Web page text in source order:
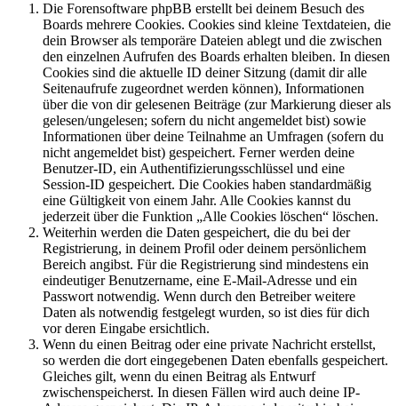
Die Forensoftware phpBB erstellt bei deinem Besuch des
Boards mehrere Cookies. Cookies sind kleine Textdateien, die
dein Browser als temporäre Dateien ablegt und die zwischen
den einzelnen Aufrufen des Boards erhalten bleiben. In diesen
Cookies sind die aktuelle ID deiner Sitzung (damit dir alle
Seitenaufrufe zugeordnet werden können), Informationen
über die von dir gelesenen Beiträge (zur Markierung dieser als
gelesen/ungelesen; sofern du nicht angemeldet bist) sowie
Informationen über deine Teilnahme an Umfragen (sofern du
nicht angemeldet bist) gespeichert. Ferner werden deine
Benutzer-ID, ein Authentifizierungsschlüssel und eine
Session-ID gespeichert. Die Cookies haben standardmäßig
eine Gültigkeit von einem Jahr. Alle Cookies kannst du
jederzeit über die Funktion „Alle Cookies löschen“ löschen.
Weiterhin werden die Daten gespeichert, die du bei der
Registrierung, in deinem Profil oder deinem persönlichem
Bereich angibst. Für die Registrierung sind mindestens ein
eindeutiger Benutzername, eine E-Mail-Adresse und ein
Passwort notwendig. Wenn durch den Betreiber weitere
Daten als notwendig festgelegt wurden, so ist dies für dich
vor deren Eingabe ersichtlich.
Wenn du einen Beitrag oder eine private Nachricht erstellst,
so werden die dort eingegebenen Daten ebenfalls gespeichert.
Gleiches gilt, wenn du einen Beitrag als Entwurf
zwischenspeicherst. In diesen Fällen wird auch deine IP-